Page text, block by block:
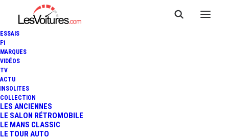
ESSAIS
F1
MARQUES
VIDÉOS
TV
ACTU
INSOLITES
COLLECTION
LES ANCIENNES
LE SALON RÉTROMOBILE
LE MANS CLASSIC
LE TOUR AUTO
Sortie Sens 2 (7 voies)
Gauche